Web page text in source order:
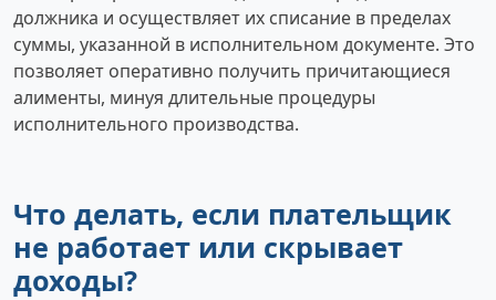
должника и осуществляет их списание в пределах
суммы, указанной в исполнительном документе. Это
позволяет оперативно получить причитающиеся
алименты, минуя длительные процедуры
исполнительного производства.
Что делать, если плательщик
не работает или скрывает
доходы?